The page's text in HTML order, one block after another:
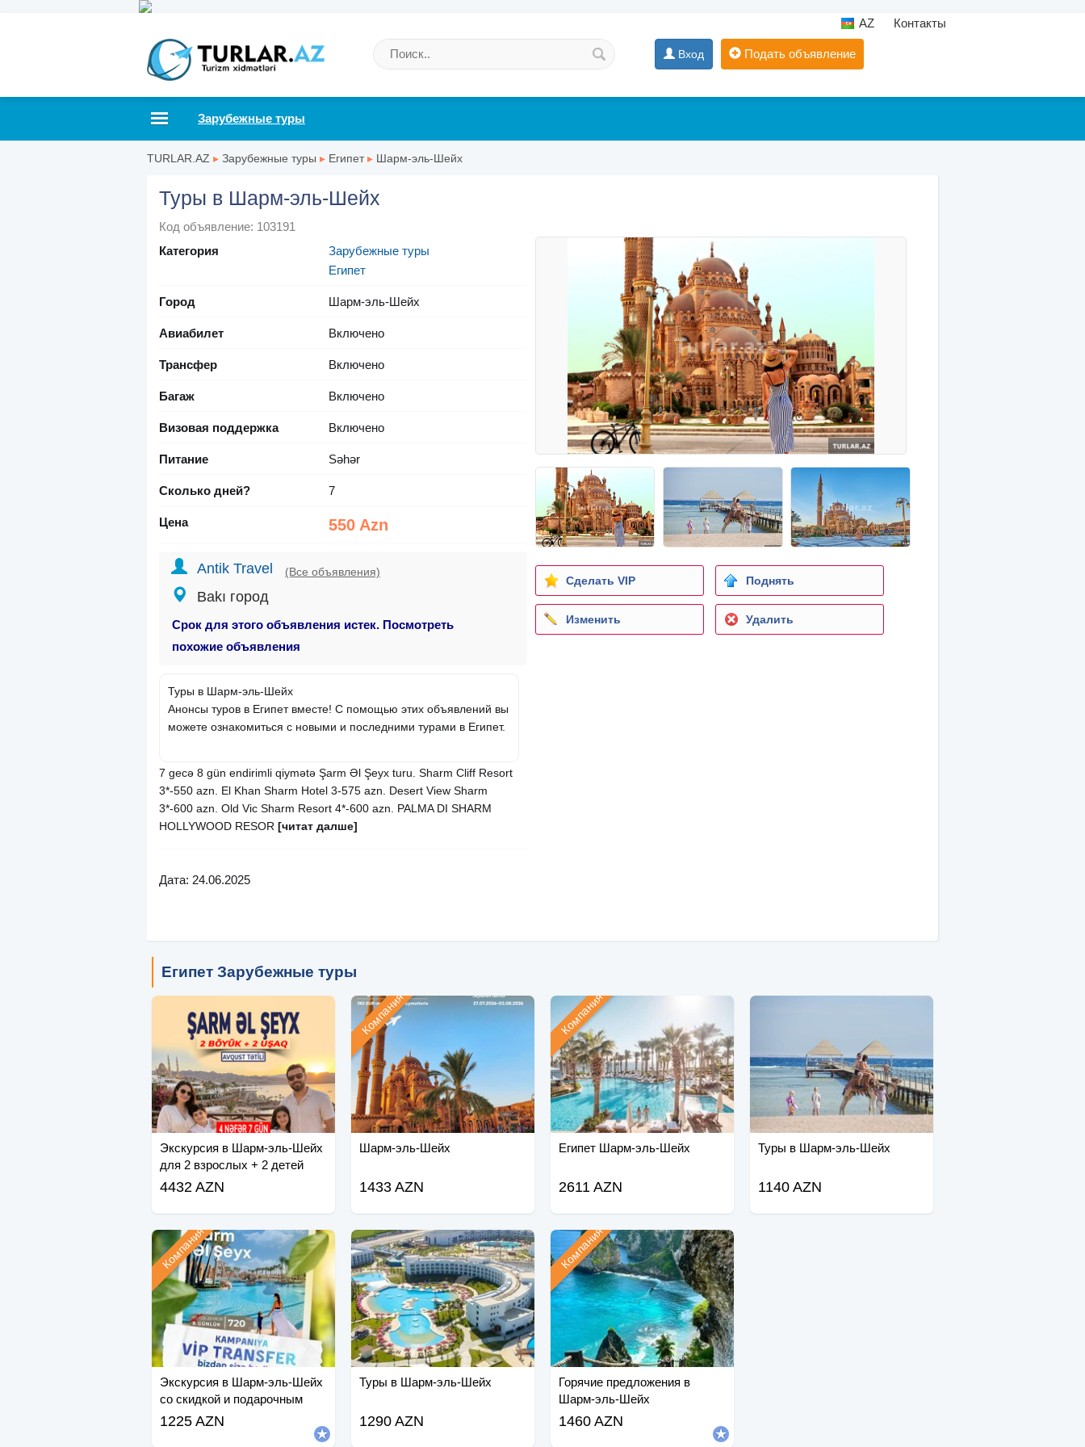
AZ Контакты
Вход Подать объявление
Зарубежные туры
TURLAR.AZ ▸ Зарубежные туры ▸ Египет ▸ Шарм-эль-Шейх
Туры в Шарм-эль-Шейх
Код объявление: 103191
Категория
Зарубежные туры
Египет
Город Шарм-эль-Шейх
Авиабилет Включено
Трансфер Включено
Багаж Включено
Визовая поддержка Включено
Питание Səhər
Сколько дней? 7
Цена 550 Azn
Antik Travel (Все объявления)
Bakı город
Срок для этого объявления истек. Посмотреть
похожие объявления
Туры в Шарм-эль-Шейх
Анонсы туров в Египет вместе! С помощью этих объявлений вы
можете ознакомиться с новыми и последними турами в Египет.
7 gecə 8 gün endirimli qiymətə Şarm Əl Şeyx turu. Sharm Cliff Resort
3*-550 azn. El Khan Sharm Hotel 3-575 azn. Desert View Sharm
3*-600 azn. Old Vic Sharm Resort 4*-600 azn. PALMA DI SHARM
HOLLYWOOD RESOR [читат далше]
Дата: 24.06.2025
Сделать VIP Поднять
Изменить Удалить
Египет Зарубежные туры
Экскурсия в Шарм-эль-Шейх
для 2 взрослых + 2 детей
4432 AZN
Шарм-эль-Шейх
Компания
1433 AZN
Египет Шарм-эль-Шейх
Компания
2611 AZN
Туры в Шарм-эль-Шейх
1140 AZN
Экскурсия в Шарм-эль-Шейх
со скидкой и подарочным
сертификатом.
Компания
1225 AZN
Туры в Шарм-эль-Шейх
1290 AZN
Горячие предложения в
Шарм-эль-Шейх
Компания
1460 AZN